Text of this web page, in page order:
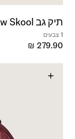
תיק גב New Skool
1 צבעים
₪ 279.90
+